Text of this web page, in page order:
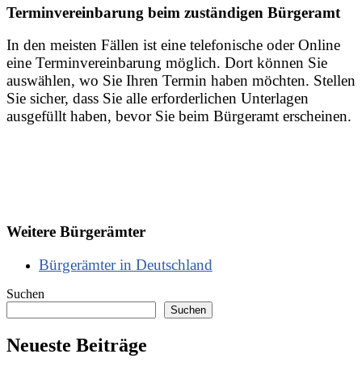
Terminvereinbarung beim zuständigen Bürgeramt
In den meisten Fällen ist eine telefonische oder Online
eine Terminvereinbarung möglich. Dort können Sie
auswählen, wo Sie Ihren Termin haben möchten. Stellen
Sie sicher, dass Sie alle erforderlichen Unterlagen
ausgefüllt haben, bevor Sie beim Bürgeramt erscheinen.
Weitere Bürgerämter
Bürgerämter in Deutschland
Suchen
Suchen
Neueste Beiträge